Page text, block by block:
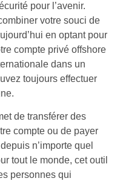
pour l’avenir.
votre souci de
en optant pour
compte privé offshore
dans un
toujours effectuer
de transférer des
compte ou de payer
n’importe quel
tout le monde, cet outil
personnes qui